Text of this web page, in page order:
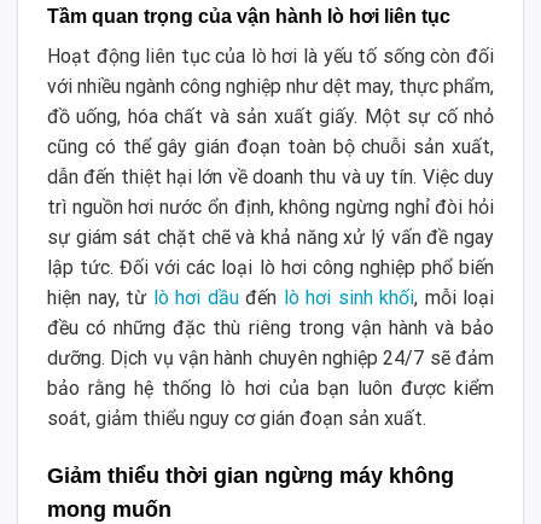
Tầm quan trọng của vận hành lò hơi liên tục
Hoạt động liên tục của lò hơi là yếu tố sống còn đối
với nhiều ngành công nghiệp như dệt may, thực phẩm,
đồ uống, hóa chất và sản xuất giấy. Một sự cố nhỏ
cũng có thể gây gián đoạn toàn bộ chuỗi sản xuất,
dẫn đến thiệt hại lớn về doanh thu và uy tín. Việc duy
trì nguồn hơi nước ổn định, không ngừng nghỉ đòi hỏi
sự giám sát chặt chẽ và khả năng xử lý vấn đề ngay
lập tức. Đối với các loại lò hơi công nghiệp phổ biến
hiện nay, từ lò hơi dầuđến lò hơi sinh khối, mỗi loại
đều có những đặc thù riêng trong vận hành và bảo
dưỡng. Dịch vụ vận hành chuyên nghiệp 24/7 sẽ đảm
bảo rằng hệ thống lò hơi của bạn luôn được kiểm
soát, giảm thiểu nguy cơ gián đoạn sản xuất.
Giảm thiểu thời gian ngừng máy không
mong muốn